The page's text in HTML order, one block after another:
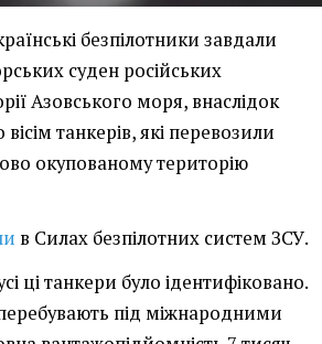
безпілотники завдали
суден російських
Азовського моря, внаслідок
танкерів, які перевозили
окупованому територію
в Силах безпілотних систем ЗСУ.
ці танкери було ідентифіковано.
під міжнародними